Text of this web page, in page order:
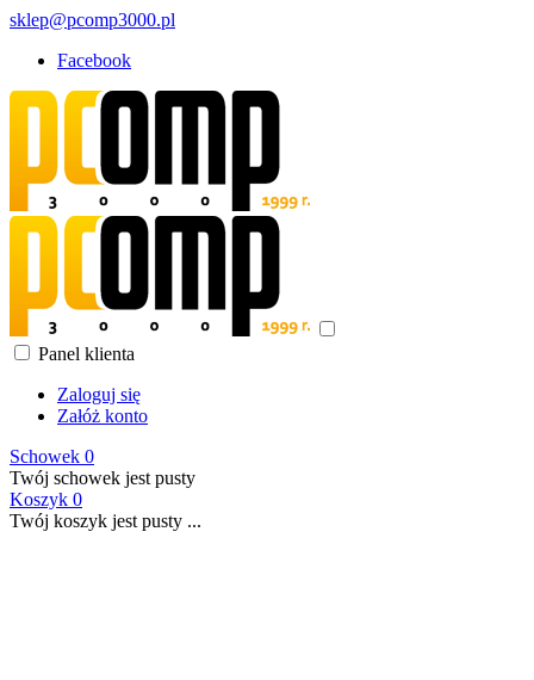
sklep@pcomp3000.pl
Facebook
Panel klienta
Zaloguj się
Załóż konto
Schowek 0
Twój schowek jest pusty
Koszyk 0
Twój koszyk jest pusty ...